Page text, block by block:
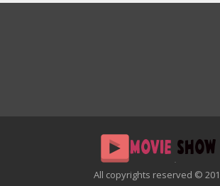
All copyrights reserved ©